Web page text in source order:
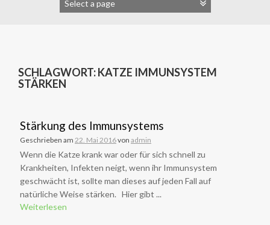
SCHLAGWORT:KATZE IMMUNSYSTEM
STÄRKEN
Stärkung des Immunsystems
Geschrieben am 22. Mai 2016von admin
Wenn die Katze krank war oder für sich schnell zu
Krankheiten, Infekten neigt, wenn ihr Immunsystem
geschwächt ist, sollte man dieses auf jeden Fall auf
natürliche Weise stärken. Hier gibt ...
Weiterlesen